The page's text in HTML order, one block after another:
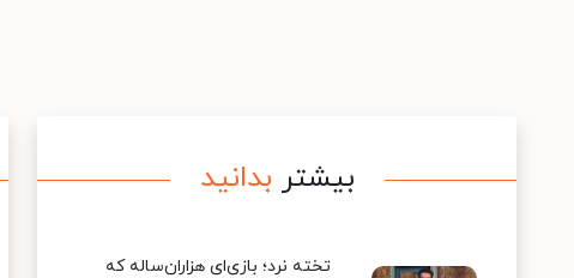
بیشتر بدانید
تخته نرد؛ بازی‌ای هزاران‌ساله که